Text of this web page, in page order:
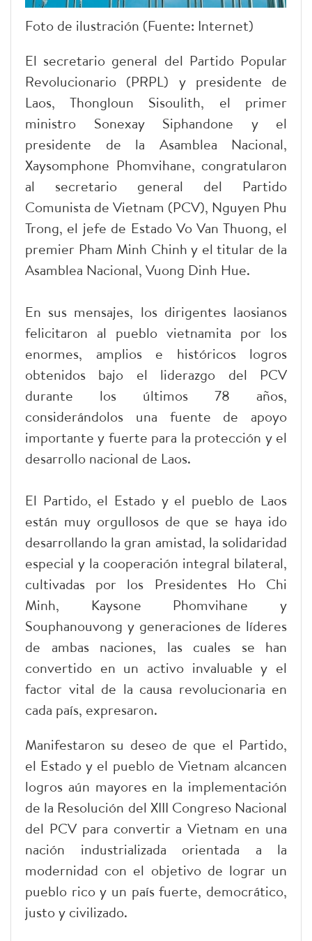
Foto de ilustración (Fuente: Internet)
El secretario general del Partido Popular
Revolucionario (PRPL) y presidente de
Laos, Thongloun Sisoulith, el primer
ministro Sonexay Siphandone y el
presidente de la Asamblea Nacional,
Xaysomphone Phomvihane, congratularon
al secretario general del Partido
Comunista de Vietnam (PCV), Nguyen Phu
Trong, el jefe de Estado Vo Van Thuong, el
premier Pham Minh Chinh y el titular de la
Asamblea Nacional, Vuong Dinh Hue.
En sus mensajes, los dirigentes laosianos
felicitaron al pueblo vietnamita por los
enormes, amplios e históricos logros
obtenidos bajo el liderazgo del PCV
durante los últimos 78 años,
considerándolos una fuente de apoyo
importante y fuerte para la protección y el
desarrollo nacional de Laos.
El Partido, el Estado y el pueblo de Laos
están muy orgullosos de que se haya ido
desarrollando la gran amistad, la solidaridad
especial y la cooperación integral bilateral,
cultivadas por los Presidentes Ho Chi
Minh, Kaysone Phomvihane y
Souphanouvong y generaciones de líderes
de ambas naciones, las cuales se han
convertido en un activo invaluable y el
factor vital de la causa revolucionaria en
cada país, expresaron.
Manifestaron su deseo de que el Partido,
el Estado y el pueblo de Vietnam alcancen
logros aún mayores en la implementación
de la Resolución del XIII Congreso Nacional
del PCV para convertir a Vietnam en una
nación industrializada orientada a la
modernidad con el objetivo de lograr un
pueblo rico y un país fuerte, democrático,
justo y civilizado.